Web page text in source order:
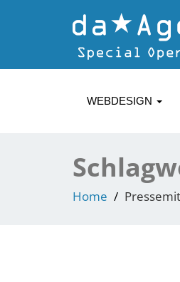
WEBDESIGN
Home